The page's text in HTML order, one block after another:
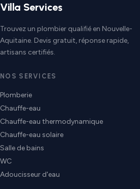
Villa Services
Trouvez un plombier qualifié en Nouvelle-
Aquitaine. Devis gratuit, réponse rapide,
artisans certifiés.
NOS SERVICES
Plomberie
Chauffe-eau
Chauffe-eau thermodynamique
Chauffe-eau solaire
Salle de bains
WC
Adoucisseur d'eau